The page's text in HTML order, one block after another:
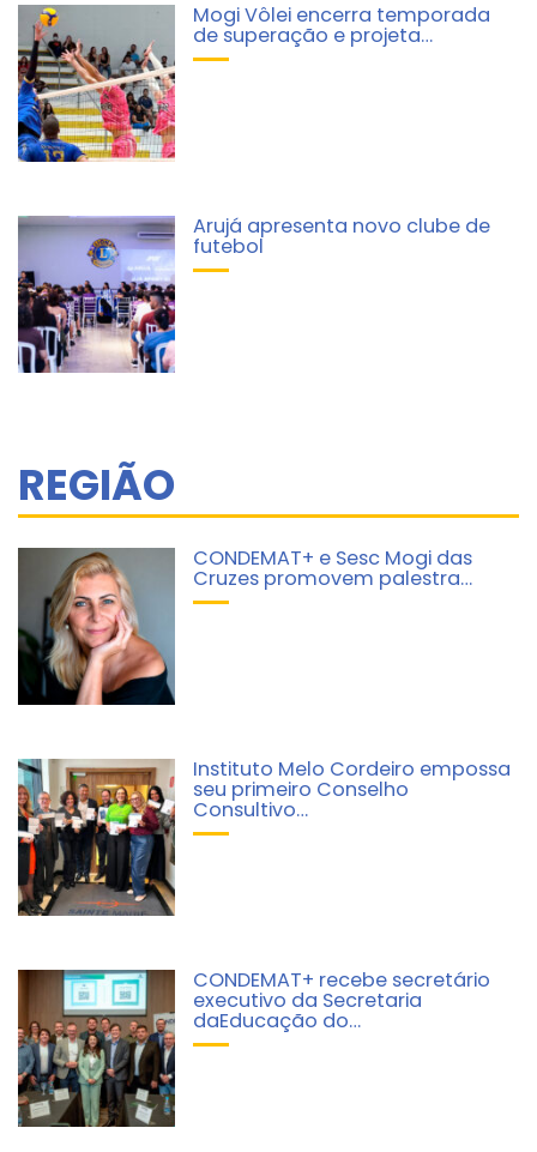
Mogi Vôlei encerra temporada
de superação e projeta…
Arujá apresenta novo clube de
futebol
REGIÃO
CONDEMAT+ e Sesc Mogi das
Cruzes promovem palestra…
Instituto Melo Cordeiro empossa
seu primeiro Conselho
Consultivo…
CONDEMAT+ recebe secretário
executivo da Secretaria
daEducação do…